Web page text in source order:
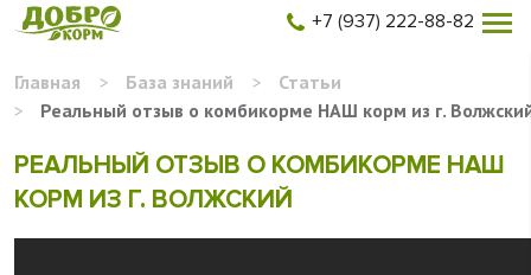
+7 (937) 222-88-82
Главная > База знаний >
Статьи
>
Реальный отзыв о комбикорме НАШ корм из г.
РЕАЛЬНЫЙ ОТЗЫВ О КОМБИКОРМЕ НАШ
КОРМ ИЗ Г. ВОЛЖСКИЙ